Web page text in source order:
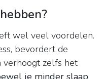
wel veel voordelen.
bevordert de
verhoogt zelfs het
je minder slaap